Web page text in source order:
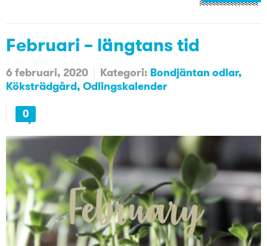
Februari – längtans tid
6 februari, 2020 Kategori: Bondjäntan odlar
Köksträdgård Odlingskalender
0